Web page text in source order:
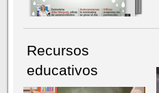
Recursos
educativos